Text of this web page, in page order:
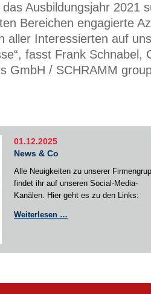
Ausbildungsjahr 2021
Bereichen engagierte
aller Interessierten auf
fasst Frank Schnabel,
GmbH / SCHRAMM
01.12.2025
News & Co
Alle Neuigkeiten zu unserer
findet ihr auf unseren Social-Media-
Kanälen. Hier geht es zu den Links:
Weiterlesen …